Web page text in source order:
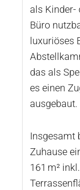
als Kinder-
Büro
luxuriöses
das als
es einen
ausgebaut.
Insgesamt
Zuhause
161 m²